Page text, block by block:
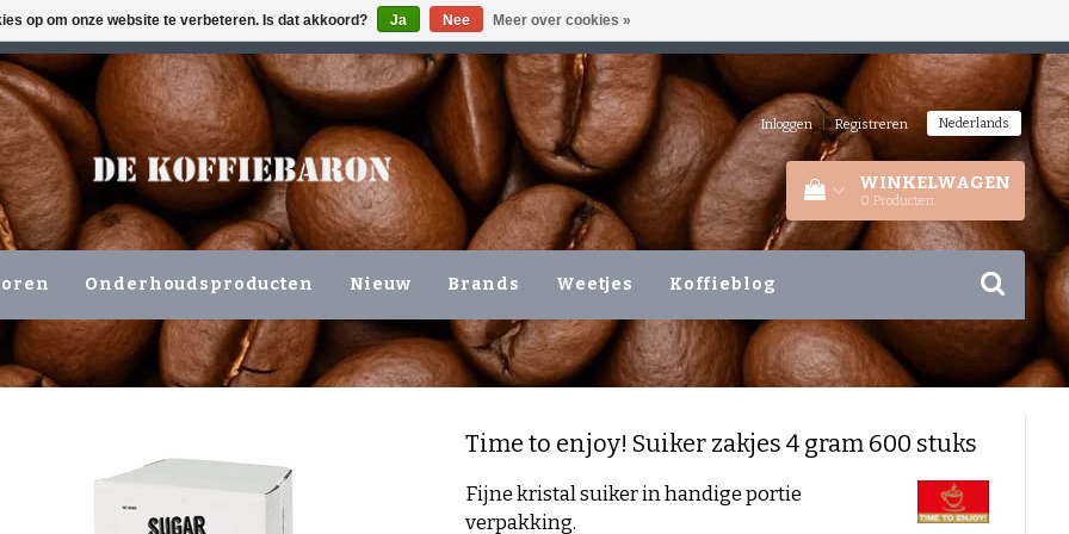
VOLGENDE WERKDAG !!! OF OPHALEN NIEUWERKERK A/D IJSSEL!
Inloggen | Registreren Nederlands
WINKELWAGEN
0 Producten
Onderhoudsproducten Nieuw Brands Weetjes Koffieblog
Time to enjoy! Suiker zakjes 4 gram 600 stuks
Fijne kristal suiker in handige portie
verpakking.
op om onze website te verbeteren. Is dat akkoord? Ja Nee Meer over cookies »